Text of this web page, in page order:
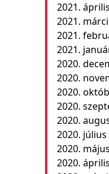
2021. április
2021.
2021.
2021.
2020.
2020.
2020.
2020.
2020.
2020. július
2020. május
2020. április